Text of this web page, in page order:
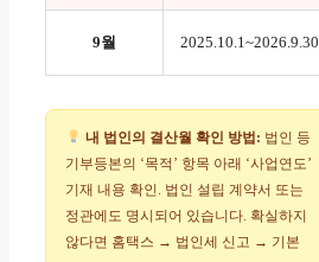
9월 2025.10.1~2026.9.30
내 법인의 결산월 확인 방법: 법인 등
기부등본의 ‘목적’ 항목 아래 ‘사업연도’
기재 내용 확인. 법인 설립 계약서 또는
정관에도 명시되어 있습니다. 확실하지
않다면 홈택스 → 법인세 신고 → 기본